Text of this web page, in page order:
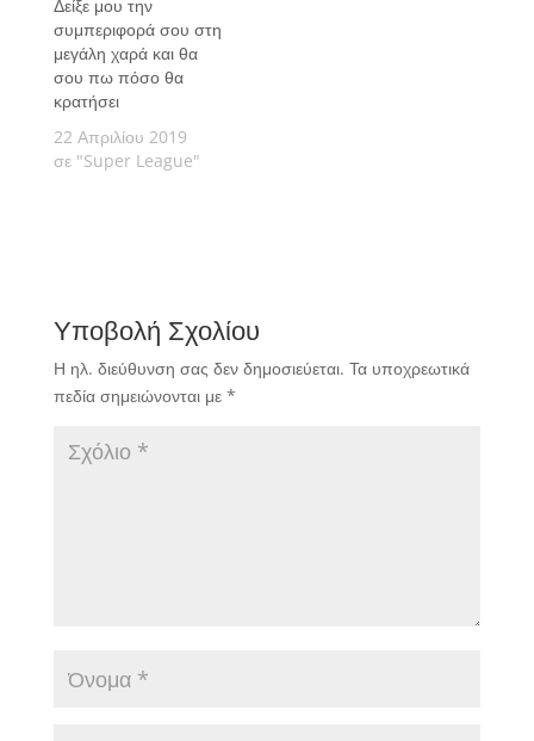
οποία έγινε ήδη το 1-0.
Δείξε μου την
συμπεριφορά σου στη
μεγάλη χαρά και θα
σου πω πόσο θα
κρατήσει
22 Απριλίου 2019
σε "Super League"
Υποβολή Σχολίου
Η ηλ. διεύθυνση σας δεν δημοσιεύεται. Τα υποχρεωτικά
πεδία σημειώνονται με *